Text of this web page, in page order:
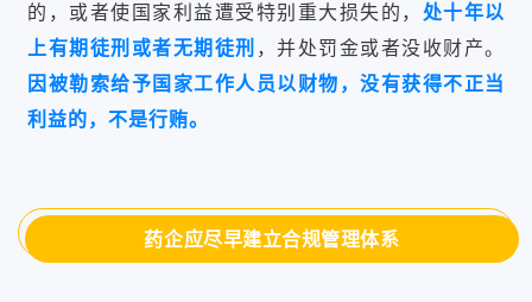
的，或者使国家利益遭受特别重大损失的， 处十年以
上有期徒刑或者无期徒刑 ，并处罚金或者没收财产。
因被勒索给予国家工作人员以财物，没有获得不正当
利益的，不是行贿。
药企应尽早建立合规管理体系